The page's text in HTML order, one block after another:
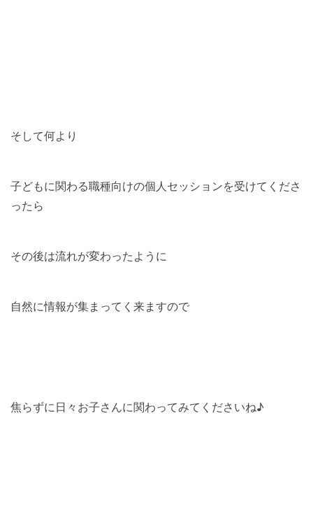
そして何より
子どもに関わる職種向けの個人セッションを受けてくださ
ったら
その後は流れが変わったように
自然に情報が集まってく来ますので
焦らずに日々お子さんに関わってみてくださいね♪